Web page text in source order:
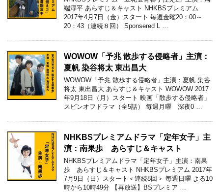
端淳平 あらすじ＆キャスト NHKBSプレミアム
2017年4月7日（金）スタート 毎週金曜20：00～
20：43（連続８回） Sponsered L …
WOWOW「予兆 散歩する侵略者」主演：
夏帆 染谷将太 東出昌大
WOWOW「予兆 散歩する侵略者」主演：夏帆 染谷
将太 東出昌大 あらすじ＆キャスト WOWOW 2017
年9月18日（月）スタート 映画「散歩する侵略者」
スピンオフドラマ（全5話） 毎週月曜 深夜0 …
NHKBSプレミアムドラマ「定年女子」主
演：南果歩 あらすじ＆キャスト
NHKBSプレミアムドラマ「定年女子」主演：南果
歩 あらすじ＆キャスト NHKBSプレミアム 2017年
7月9日（日）スタート＜連続8回＞ 毎週日曜 よる10
時から10時49分 【再放送】BSプレミア …